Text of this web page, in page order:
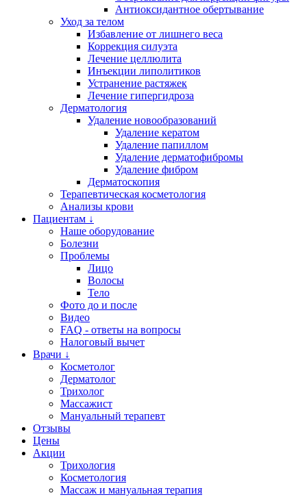
Антиоксидантное обертывание
Уход за телом
Избавление от лишнего веса
Коррекция силуэта
Лечение целлюлита
Инъекции липолитиков
Устранение растяжек
Лечение гипергидроза
Дерматология
Удаление новообразований
Удаление кератом
Удаление папиллом
Удаление дерматофибромы
Удаление фибром
Дерматоскопия
Терапевтическая косметология
Анализы крови
Пациентам ↓
Наше оборудование
Болезни
Проблемы
Лицо
Волосы
Тело
Фото до и после
Видео
FAQ - ответы на вопросы
Налоговый вычет
Врачи ↓
Косметолог
Дерматолог
Трихолог
Массажист
Мануальный терапевт
Отзывы
Цены
Акции
Трихология
Косметология
Массаж и мануальная терапия